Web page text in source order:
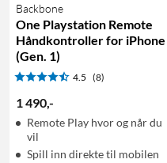
Backbone
One Playstation Remote
Håndkontroller for iPhone
(Gen. 1)
4.5 (8)
1 490,-
Remote Play hvor og når du
vil
Spill inn direkte til mobilen